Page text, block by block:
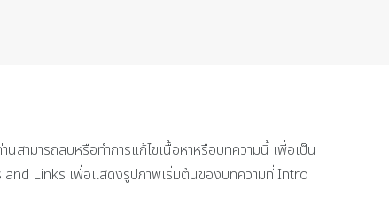
สามารถลบหรือทำการแก้ไขเนื้อหาหรือบทความนี้ เพื่อเป็น
Links เพื่อแสดงรูปภาพเริ่มต้นของบทความที่ Intro